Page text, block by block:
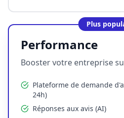
Plus
Performance
Booster votre entreprise
Plateforme de demande
24h)
Réponses aux avis (AI)